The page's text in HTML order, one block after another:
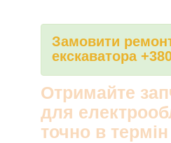
Замовити
екскаватора
Отримайте
для
точно в термін